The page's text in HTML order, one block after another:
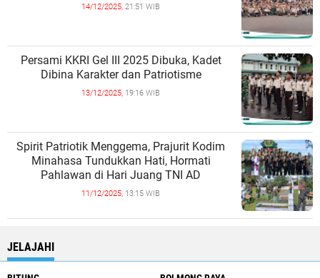
14/12/2025, 21:51 WIB
Persami KKRI Gel III 2025 Dibuka, Kadet
Dibina Karakter dan Patriotisme
13/12/2025, 19:16 WIB
Spirit Patriotik Menggema, Prajurit Kodim
Minahasa Tundukkan Hati, Hormati
Pahlawan di Hari Juang TNI AD
11/12/2025, 13:15 WIB
JELAJAHI